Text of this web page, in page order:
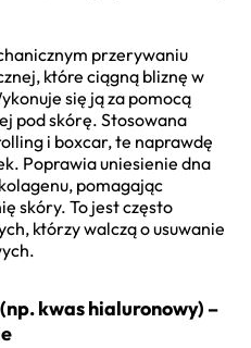
przerywaniu
które ciągną bliznę w
się ją za pomocą
pod skórę. Stosowana
i boxcar, te naprawdę
Poprawia uniesienie dna
pomagając
skóry. To jest często
którzy walczą o usuwanie
kwas hialuronowy) –